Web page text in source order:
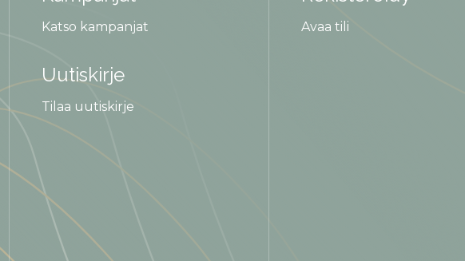
Katso kampanjat
Uutiskirje
Tilaa uutiskirje
Avaa tili